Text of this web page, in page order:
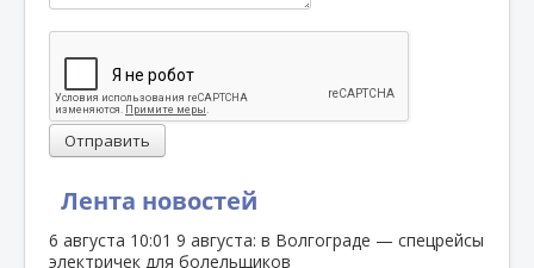
Лента новостей
6 августа 10:01 9 августа: в Волгограде — спецрейсы
электричек для болельщиков
Отправить